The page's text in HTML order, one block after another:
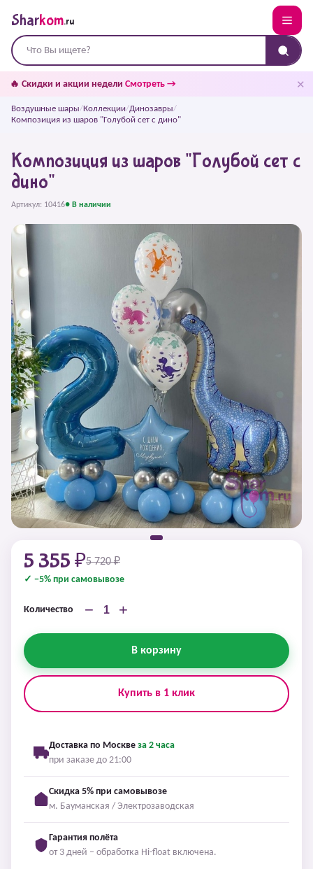
Sharkom.ru
🔥 Скидки и акции недели Смотреть → ✕
Воздушные шары/Коллекции/Динозавры/
Композиция из шаров "Голубой сет с дино"
Композиция из шаров "Голубой сет с
дино"
Артикул: 10416● В наличии
5 355 ₽5 720 ₽
✓ −5% при самовывозе
Количество − +
В корзину
Купить в 1 клик
Доставка по Москве за 2 часа
при заказе до 21:00
Скидка 5% при самовывозе
м. Бауманская / Электрозаводская
Гарантия полёта
от 3 дней – обработка Hi-float включена.